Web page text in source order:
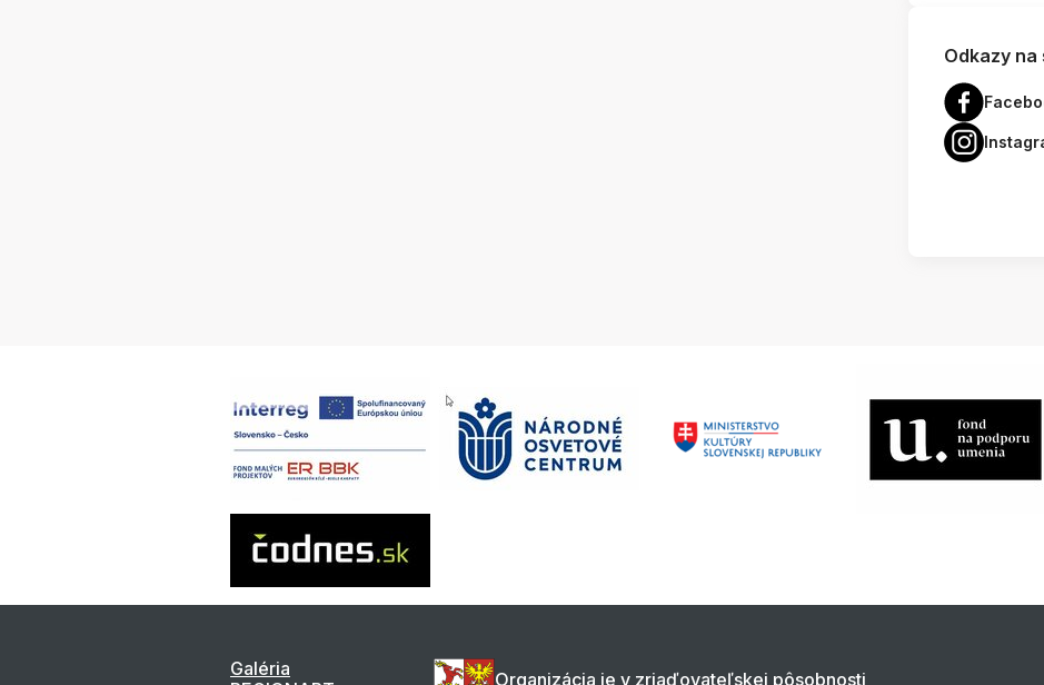
Odkazy
Galéria
Organizácia je v zriaďovateľskej pôsobnosti